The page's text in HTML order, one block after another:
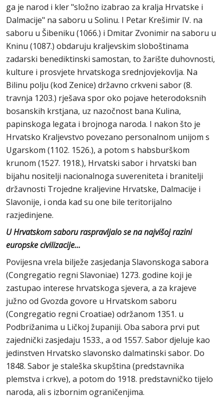
ga je narod i kler "složno izabrao za kralja Hrvatske i
Dalmacije" na saboru u Solinu. I Petar Krešimir IV. na
saboru u Šibeniku (1066.) i Dmitar Zvonimir na saboru u
Kninu (1087.) obdaruju kraljevskim sloboštinama
zadarski benediktinski samostan, to žarište duhovnosti,
kulture i prosvjete hrvatskoga srednjovjekovlja. Na
Bilinu polju (kod Zenice) državno crkveni sabor (8.
travnja 1203.) rješava spor oko pojave heterodoksnih
bosanskih krstjana, uz nazočnost bana Kulina,
papinskoga legata i brojnoga naroda. I nakon što je
Hrvatsko Kraljevstvo povezano personalnom unijom s
Ugarskom (1102. 1526.), a potom s habsburškom
krunom (1527. 1918.), Hrvatski sabor i hrvatski ban
bijahu nositelji nacionalnoga suvereniteta i branitelji
državnosti Trojedne kraljevine Hrvatske, Dalmacije i
Slavonije, i onda kad su one bile teritorijalno
razjedinjene.
U Hrvatskom saboru raspravljalo se na najvišoj razini
europske civilizacije...
Povijesna vrela bilježe zasjedanja Slavonskoga sabora
(Congregatio regni Slavoniae) 1273. godine koji je
zastupao interese hrvatskoga sjevera, a za krajeve
južno od Gvozda govore u Hrvatskom saboru
(Congregatio regni Croatiae) održanom 1351. u
Podbrižanima u Ličkoj županiji. Oba sabora prvi put
zajednički zasjedaju 1533., a od 1557. Sabor djeluje kao
jedinstven Hrvatsko slavonsko dalmatinski sabor. Do
1848. Sabor je staleška skupština (predstavnika
plemstva i crkve), a potom do 1918. predstavničko tijelo
naroda, ali s izbornim ograničenjima.